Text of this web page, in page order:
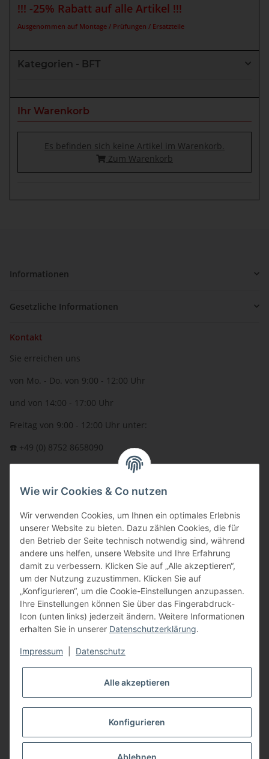
!!! -25% Rabatt auf alle Artikel !!!
Ausgenommen auf Montage / Prüfungen / Ersatzteile
Kategorien - BFT
Ihr Warenkorb
Es befinden sich keine Artikel im Warenkorb.
Zum Warenkorb
Informationen
Gesetzliche Informationen
Kontakt
Sie erreichen uns
von Mo. - Do. von 9:00 - 12:00 Uhr
und von 14:00 - 17:00 Uhr
Freitag von 9:00 - 12:00 Uhr unter:
☎️ +49 (0) 8752 8658090
oder über unserKontaktformular
BFT - Autorisierter Fachhändler
* Alle Preise inkl. gesetzlicher USt., zzgl.Versand
Wie wir Cookies & Co nutzen
Wir verwenden Cookies, um Ihnen ein optimales Erlebnis
unserer Website zu bieten. Dazu zählen Cookies, die für
den Betrieb der Seite technisch notwendig sind, während
andere uns helfen, unsere Website und Ihre Erfahrung
damit zu verbessern. Klicken Sie auf „Alle akzeptieren“,
um der Nutzung zuzustimmen. Klicken Sie auf
„Konfigurieren“, um die Cookie-Einstellungen anzupassen.
Ihre Einstellungen können Sie über das Fingerabdruck-
Icon (unten links) jederzeit ändern. Weitere Informationen
erhalten Sie in unserer Datenschutzerklärung.
Impressum Datenschutz
Alle akzeptieren
Konfigurieren